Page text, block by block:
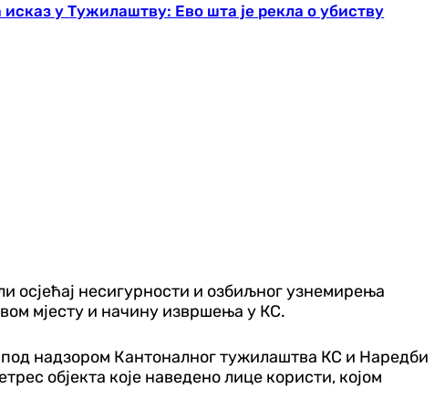
у Тужилаштву: Ево шта је рекла о убиству
осјећај несигурности и озбиљног узнемирења
мјесту и начину извршења у КС.
надзором Кантоналног тужилаштва КС и Наредби
објекта које наведено лице користи, којом